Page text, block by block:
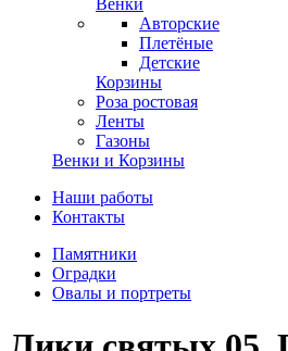
Венки
Авторские
Плетёные
Детские
Корзины
Роза ростовая
Ленты
Газоны
Венки и Корзины
Наши работы
Контакты
Памятники
Оградки
Овалы и портреты